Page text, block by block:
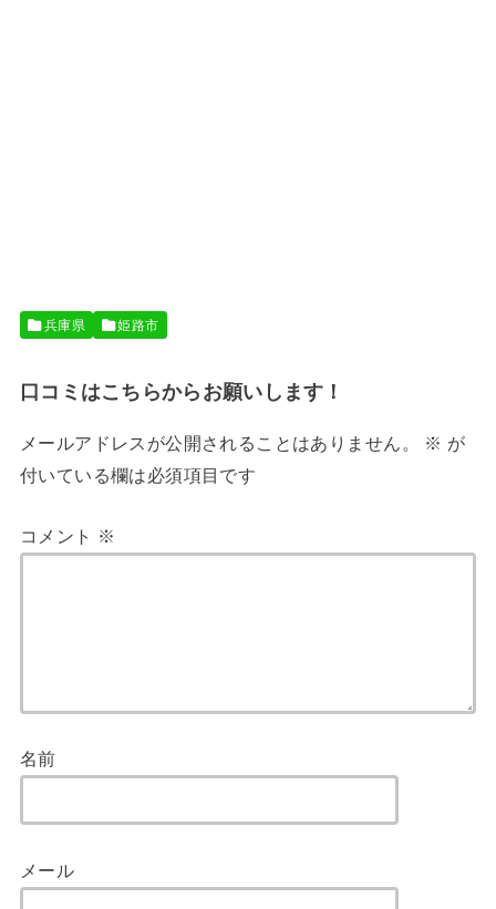
兵庫県 姫路市
口コミはこちらからお願いします！
メールアドレスが公開されることはありません。 ※ が
付いている欄は必須項目です
コメント ※
名前
メール